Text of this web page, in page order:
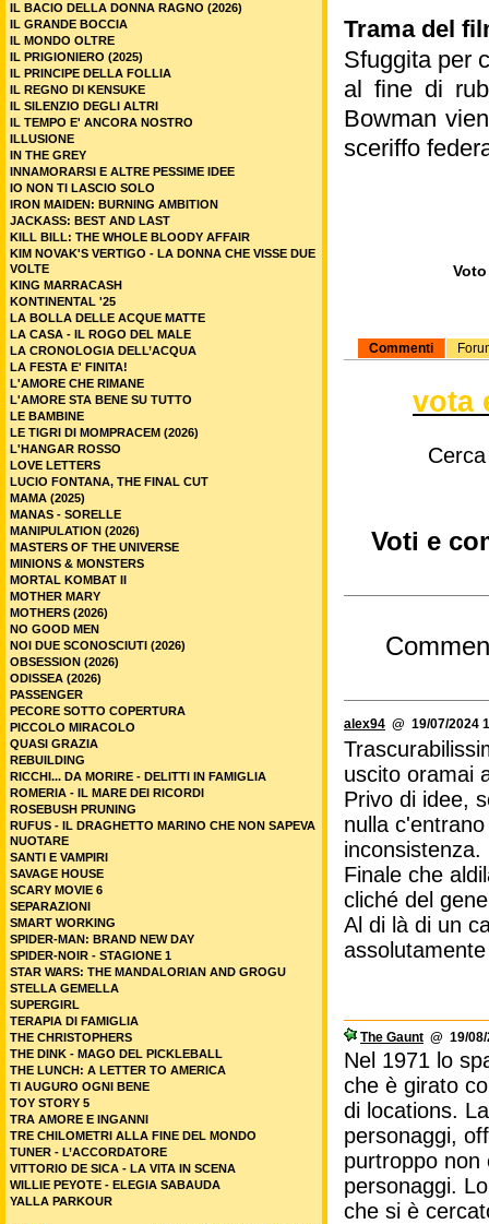
Trama del
Sfuggita per
al fine di
Bowman
sceriffo
Commenti
vota
Voti e
alex94 @ 19/07/2024
uscito oramai
Privo di idee,
nulla
inconsistenza.
Finale che
cliché del
Al di là di un
The Gaunt @ 19/
Nel 1971 lo
che è girato
di locations.
personaggi,
purtroppo non
personaggi.
che si è
IL BACIO DELLA DONNA RAGNO (2026)
IL GRANDE BOCCIA
IL MONDO OLTRE
IL PRIGIONIERO (2025)
IL PRINCIPE DELLA FOLLIA
IL REGNO DI KENSUKE
IL SILENZIO DEGLI ALTRI
IL TEMPO E' ANCORA NOSTRO
ILLUSIONE
IN THE GREY
INNAMORARSI E ALTRE PESSIME IDEE
IO NON TI LASCIO SOLO
IRON MAIDEN: BURNING AMBITION
JACKASS: BEST AND LAST
KILL BILL: THE WHOLE BLOODY AFFAIR
KIM NOVAK'S VERTIGO - LA DONNA CHE VISSE DUE
VOLTE
KING MARRACASH
KONTINENTAL '25
LA BOLLA DELLE ACQUE MATTE
LA CASA - IL ROGO DEL MALE
LA CRONOLOGIA DELL’ACQUA
LA FESTA E' FINITA!
L'AMORE CHE RIMANE
L'AMORE STA BENE SU TUTTO
LE BAMBINE
LE TIGRI DI MOMPRACEM (2026)
L'HANGAR ROSSO
LOVE LETTERS
LUCIO FONTANA, THE FINAL CUT
MAMA (2025)
MANAS - SORELLE
MANIPULATION (2026)
MASTERS OF THE UNIVERSE
MINIONS & MONSTERS
MORTAL KOMBAT II
MOTHER MARY
MOTHERS (2026)
NO GOOD MEN
NOI DUE SCONOSCIUTI (2026)
OBSESSION (2026)
ODISSEA (2026)
PASSENGER
PECORE SOTTO COPERTURA
PICCOLO MIRACOLO
QUASI GRAZIA
REBUILDING
RICCHI... DA MORIRE - DELITTI IN FAMIGLIA
ROMERIA - IL MARE DEI RICORDI
ROSEBUSH PRUNING
RUFUS - IL DRAGHETTO MARINO CHE NON SAPEVA
NUOTARE
SANTI E VAMPIRI
SAVAGE HOUSE
SCARY MOVIE 6
SEPARAZIONI
SMART WORKING
SPIDER-MAN: BRAND NEW DAY
SPIDER-NOIR - STAGIONE 1
STAR WARS: THE MANDALORIAN AND GROGU
STELLA GEMELLA
SUPERGIRL
TERAPIA DI FAMIGLIA
THE CHRISTOPHERS
THE DINK - MAGO DEL PICKLEBALL
THE LUNCH: A LETTER TO AMERICA
TI AUGURO OGNI BENE
TOY STORY 5
TRA AMORE E INGANNI
TRE CHILOMETRI ALLA FINE DEL MONDO
TUNER - L’ACCORDATORE
VITTORIO DE SICA - LA VITA IN SCENA
WILLIE PEYOTE - ELEGIA SABAUDA
YALLA PARKOUR